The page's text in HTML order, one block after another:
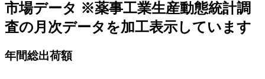
市場データ ※薬事工業生産動態統計調
査の月次データを加工表示しています
年間総出荷額